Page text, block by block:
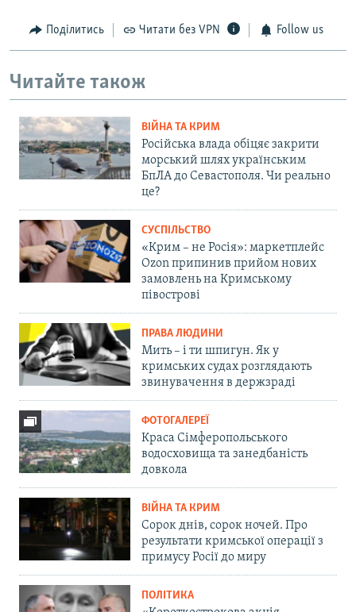
Поділитись Читати без VPN Follow us
Читайте також
ВІЙНА ТА КРИМ
Російська влада обіцяє закрити
морський шлях українським
БпЛА до Севастополя. Чи реально
це?
СУСПІЛЬСТВО
«Крим – не Росія»: маркетплейс
Ozon припинив прийом нових
замовлень на Кримському
півострові
ПРАВА ЛЮДИНИ
Мить – і ти шпигун. Як у
кримських судах розглядають
звинувачення в держзраді
ФОТОГАЛЕРЕЇ
Краса Сімферопольського
водосховища та занедбаність
довкола
ВІЙНА ТА КРИМ
Сорок днів, сорок ночей. Про
результати кримської операції з
примусу Росії до миру
ПОЛІТИКА